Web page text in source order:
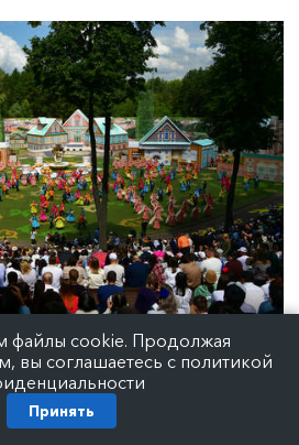
подворий, посвященных
В каждом будут мастер-
файлы cookie. Продолжая
вы соглашаетесь с политикой
Принять